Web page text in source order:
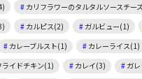
カリフラワーのタルタルソースチー
カルピス(2) ガルビュー(1)
カレーブルスト(1) カレーライス(1)
ライドチキン(1)
カレイ(3)
ガ